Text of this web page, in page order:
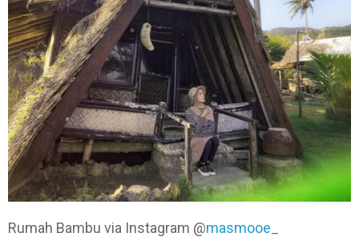
Rumah Bambu via Instagram @masmooe_